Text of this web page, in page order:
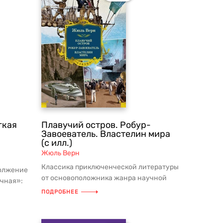
Плавучий остров. Робур-
Завоеватель. Властелин мира
(с илл.)
Жюль Верн
Классика приключенческой литературы
от основоположника жанра научной
фантастики, великого выдумщика ...
ПОДРОБНЕЕ